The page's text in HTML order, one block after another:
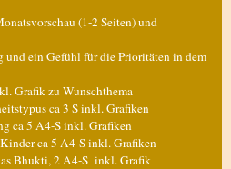
(1-2 Seiten) und
und ein Gefühl für die Prioritäten in dem
Grafik zu Wunschthema
ca 3 S inkl. Grafiken
ca 5 A4-S inkl. Grafiken
ca 5 A4-S inkl. Grafiken
Bhukti, 2 A4-S inkl. Grafik